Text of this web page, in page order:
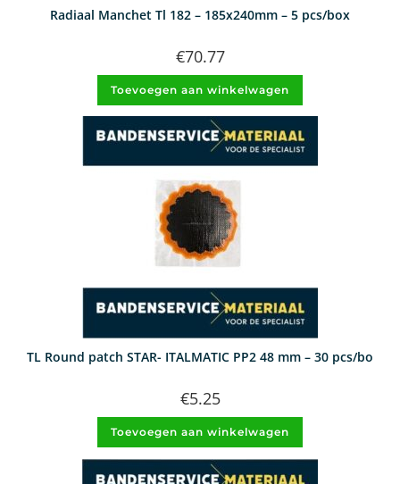
Radiaal Manchet Tl 182 – 185x240mm – 5 pcs/box
€70.77
Toevoegen aan winkelwagen
TL Round patch STAR- ITALMATIC PP2 48 mm – 30 pcs/bo
€5.25
Toevoegen aan winkelwagen